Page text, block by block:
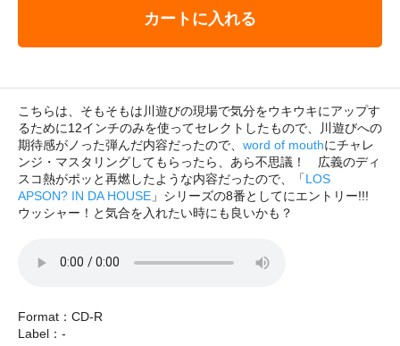
カートに入れる
こちらは、そもそもは川遊びの現場で気分をウキウキにアップす
るために12インチのみを使ってセレクトしたもので、川遊びへの
期待感がノった弾んだ内容だったので、 word of mouthにチャレ
ンジ・マスタリングしてもらったら、あら不思議！ 広義のディ
スコ熱がポッと再燃したような内容だったので、「LOS
APSON? IN DA HOUSE 」シリーズの8番としてにエントリー!!!
ウッシャー！と気合を入れたい時にも良いかも？
Format：CD-R
Label：-